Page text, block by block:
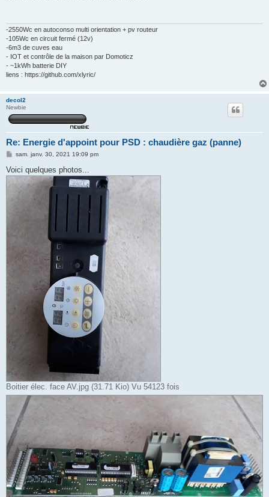
-2550Wc en autoconso multi orientation + pv routeur
-105Wc en circuit fermé (12v)
-6m3 de cuves eau
- IOT et contrôle de la maison par Domoticz
- ~1kWh batterie DIY
liens : https://github.com/xlyric/
decol2
Newbie
Re: Energie d'appoint pour PSD : chaudière gaz (panne)
M
s
s
a
sam. janv. 30, 2021 19:09 pm
Voici quelques photos...
Boitier élec. face AV.jpg (31.71 Kio) Vu 54123 fois